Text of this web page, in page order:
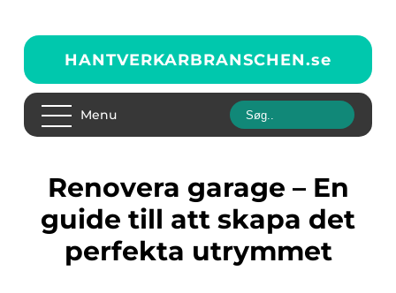
HANTVERKARBRANSCHEN.se
Menu
Renovera garage – En
guide till att skapa det
perfekta utrymmet